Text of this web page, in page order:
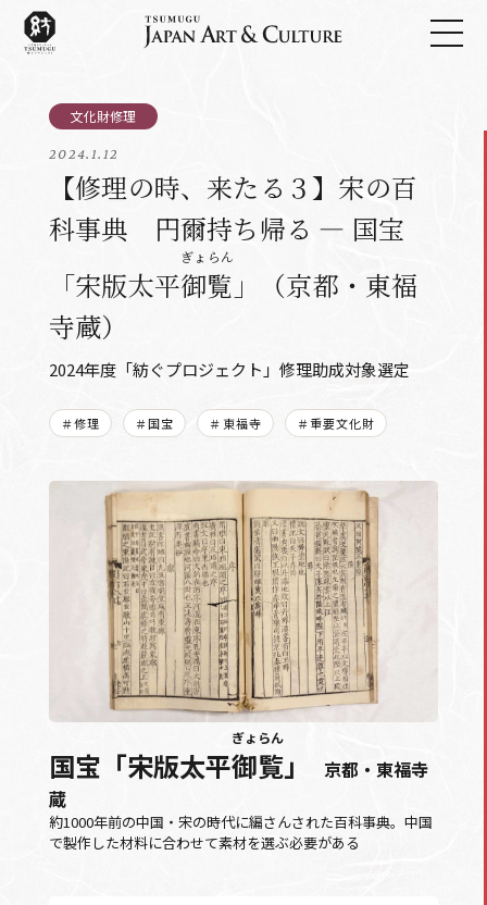
2024.1.12
【修理の時、来たる３】宋の百
科事典 円爾持ち帰る ― 国宝
「宋版太平御覧
ぎょらん
」（京都・東福
寺蔵）
2024年度「紡ぐプロジェクト」修理助成対象選定
＃修理 ＃国宝 ＃東福寺 ＃重要文化財
国宝「宋版太平御覧
ぎょらん
」
京都・東福寺
蔵
約1000年前の中国・宋の時代に編さんされた百科事典。中国
で製作した材料に合わせて素材を選ぶ必要がある